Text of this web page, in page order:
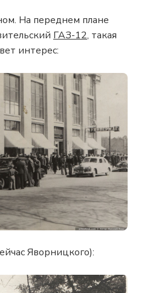
На переднем плане
ГАЗ-12, такая
интерес:
Яворницкого):